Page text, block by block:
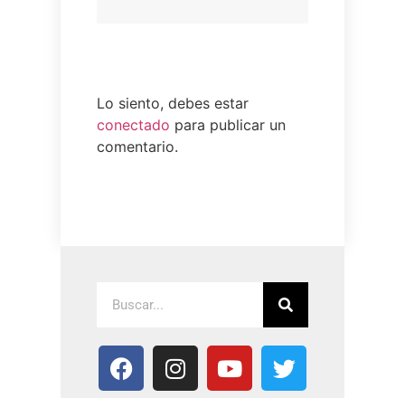
Lo siento, debes estar
conectado para publicar un
comentario.